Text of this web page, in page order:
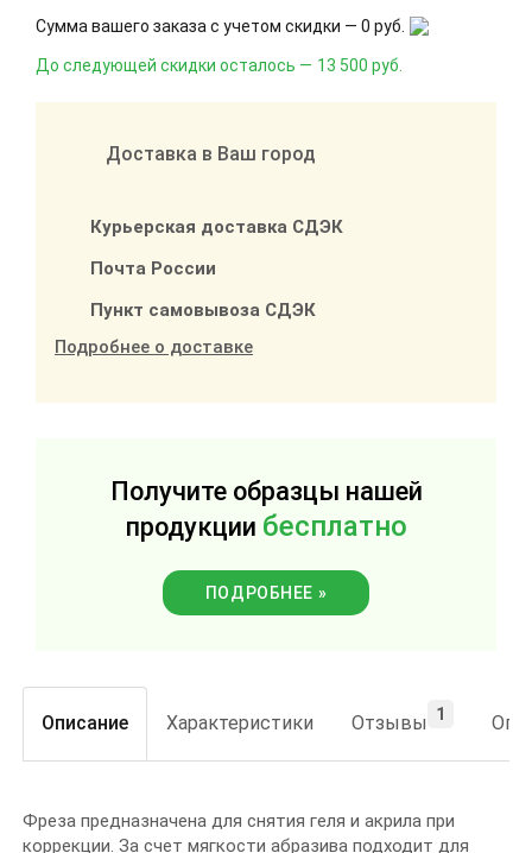
Сумма вашего заказа с учетом скидки — 0 руб.
До следующей скидки осталось — 13 500 руб.
Доставка в Ваш город
Курьерская доставка СДЭК
Почта России
Пункт самовывоза СДЭК
Подробнее о доставке
Получите образцы нашей
продукции бесплатно
ПОДРОБНЕЕ »
Описание Характеристики Отзывы 1
Фреза предназначена для снятия геля и акрила при
коррекции. За счет мягкости абразива подходит для